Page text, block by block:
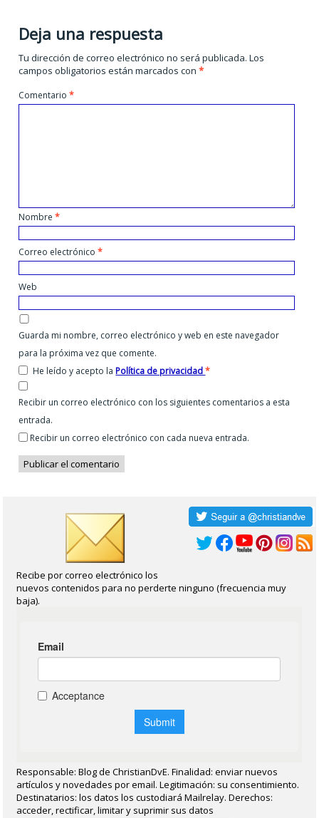
Deja una respuesta
Tu dirección de correo electrónico no será publicada. Los
campos obligatorios están marcados con*
Comentario*
Nombre*
Correo electrónico*
Web
Guarda mi nombre, correo electrónico y web en este navegador
para la próxima vez que comente.
He leído y acepto laPolítica de privacidad*
Recibir un correo electrónico con los siguientes comentarios a esta
entrada.
Recibir un correo electrónico con cada nueva entrada.
Recibe por correo electrónico los
nuevos contenidos para no perderte ninguno (frecuencia muy
baja).
Responsable: Blog de ChristianDvE. Finalidad: enviar nuevos
artículos y novedades por email. Legitimación: su consentimiento.
Destinatarios: los datos los custodiará Mailrelay. Derechos:
acceder, rectificar, limitar y suprimir sus datos